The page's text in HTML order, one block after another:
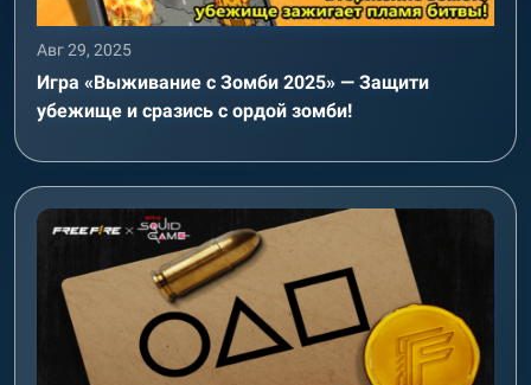
Авг 29, 2025
Игра «Выживание с Зомби 2025» — Защити
убежище и сразись с ордой зомби!